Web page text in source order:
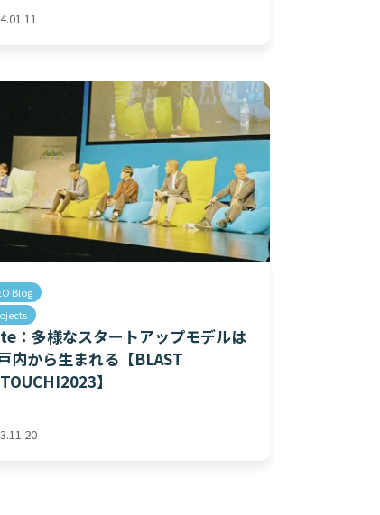
Blog
：多様なスタートアップモデルは
内から生まれる【BLAST
】